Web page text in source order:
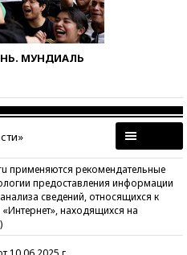
МУНДИАЛЬ
применяются рекомендательные
предоставления информации
сведений, относящихся к
находящихся на